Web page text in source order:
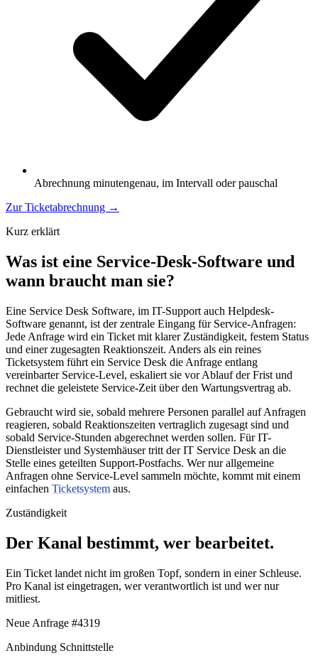
Abrechnung minutengenau, im Intervall oder pauschal
Zur Ticketabrechnung →
Kurz erklärt
Was ist eine Service-Desk-Software und
wann braucht man sie?
Eine Service Desk Software, im IT-Support auch Helpdesk-
Software genannt, ist der zentrale Eingang für Service-Anfragen:
Jede Anfrage wird ein Ticket mit klarer Zuständigkeit, festem Status
und einer zugesagten Reaktionszeit. Anders als ein reines
Ticketsystem führt ein Service Desk die Anfrage entlang
vereinbarter Service-Level, eskaliert sie vor Ablauf der Frist und
rechnet die geleistete Service-Zeit über den Wartungsvertrag ab.
Gebraucht wird sie, sobald mehrere Personen parallel auf Anfragen
reagieren, sobald Reaktionszeiten vertraglich zugesagt sind und
sobald Service-Stunden abgerechnet werden sollen. Für IT-
Dienstleister und Systemhäuser tritt der IT Service Desk an die
Stelle eines geteilten Support-Postfachs. Wer nur allgemeine
Anfragen ohne Service-Level sammeln möchte, kommt mit einem
einfachen Ticketsystem aus.
Zuständigkeit
Der Kanal bestimmt, wer bearbeitet.
Ein Ticket landet nicht im großen Topf, sondern in einer Schleuse.
Pro Kanal ist eingetragen, wer verantwortlich ist und wer nur
mitliest.
Neue Anfrage #4319
Anbindung Schnittstelle